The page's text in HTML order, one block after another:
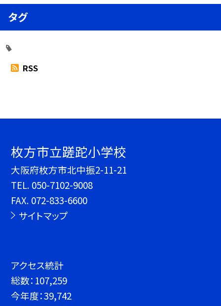
タグ
RSS
枚方市立蹉跎小学校
大阪府枚方市北中振2-11-21
TEL. 050-7102-9008
FAX. 072-833-6600
サイトマップ
アクセス統計
総数： 107,259
今年度：39,742